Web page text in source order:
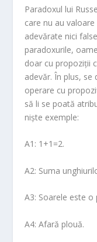
Paradoxul lui
care nu au
adevărate nici
paradoxurile,
doar cu propoziții
adevăr. În plus,
operare cu
să li se poată
niște exemple:
A1: 1+1=2.
A2: Suma
A3: Soarele este o
A4: Afară plouă.